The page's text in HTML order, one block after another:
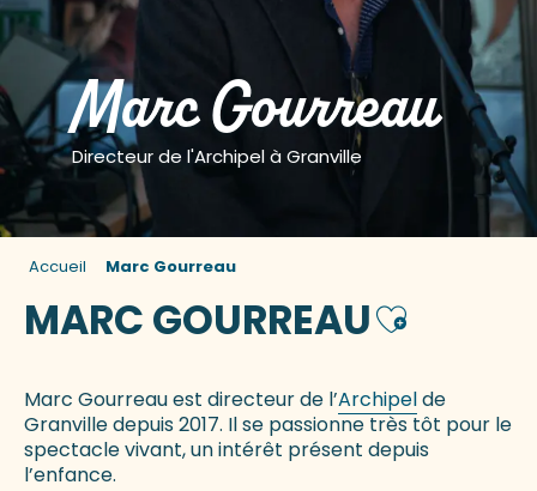
Marc Gourreau
Directeur de l'Archipel à Granville
Accueil Marc Gourreau
MARC GOURREAU Ajouter
Marc Gourreau est directeur de l’Archipelde
Granville depuis 2017. Il se passionne très tôt pour le
spectacle vivant, un intérêt présent depuis
l’enfance.